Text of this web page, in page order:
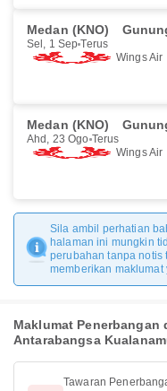
Medan (KNO)
Sel, 1 Sep Terus
Wings Air
Medan (KNO)
Ahd, 23 Ogo Terus
Wings Air
Sila ambil perhatian
halaman ini mungkin
perubahan tanpa notis
memberikan
Maklumat Penerbangan
Antarabangsa
Tawaran